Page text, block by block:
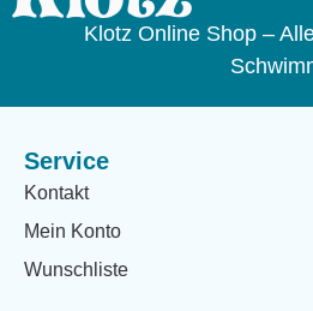
Klotz Online Shop –
Service
Kontakt
Mein Konto
Wunschliste